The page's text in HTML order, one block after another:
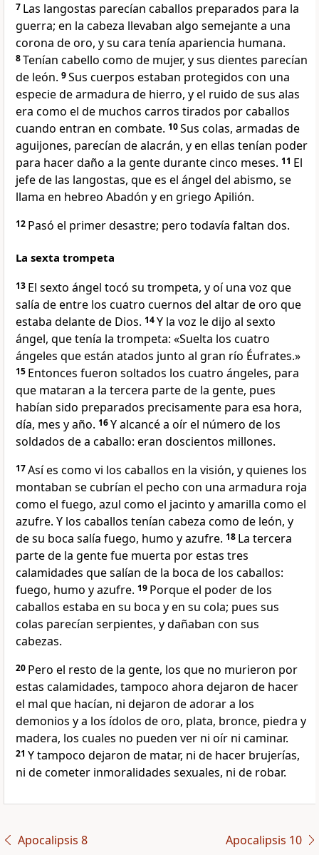
7 Las langostas parecían caballos preparados para la
guerra; en la cabeza llevaban algo semejante a una
corona de oro, y su cara tenía apariencia humana.
8Tenían cabello como de mujer, y sus dientes parecían
de león. 9Sus cuerpos estaban protegidos con una
especie de armadura de hierro, y el ruido de sus alas
era como el de muchos carros tirados por caballos
cuando entran en combate. 10Sus colas, armadas de
aguijones, parecían de alacrán, y en ellas tenían poder
para hacer daño a la gente durante cinco meses. 11 El
jefe de las langostas, que es el ángel del abismo, se
llama en hebreo Abadón y en griego Apilión.
12 Pasó el primer desastre; pero todavía faltan dos.
La sexta trompeta
13 El sexto ángel tocó su trompeta, y oí una voz que
salía de entre los cuatro cuernos del altar de oro que
estaba delante de Dios. 14Y la voz le dijo al sexto
ángel, que tenía la trompeta: «Suelta los cuatro
ángeles que están atados junto al gran río Éufrates.»
15 Entonces fueron soltados los cuatro ángeles, para
que mataran a la tercera parte de la gente, pues
habían sido preparados precisamente para esa hora,
día, mes y año. 16Y alcancé a oír el número de los
soldados de a caballo: eran doscientos millones.
17Así es como vi los caballos en la visión, y quienes los
montaban se cubrían el pecho con una armadura roja
como el fuego, azul como el jacinto y amarilla como el
azufre. Y los caballos tenían cabeza como de león, y
de su boca salía fuego, humo y azufre. 18 La tercera
parte de la gente fue muerta por estas tres
calamidades que salían de la boca de los caballos:
fuego, humo y azufre. 19 Porque el poder de los
caballos estaba en su boca y en su cola; pues sus
colas parecían serpientes, y dañaban con sus
cabezas.
20 Pero el resto de la gente, los que no murieron por
estas calamidades, tampoco ahora dejaron de hacer
el mal que hacían, ni dejaron de adorar a los
demonios y a los ídolos de oro, plata, bronce, piedra y
madera, los cuales no pueden ver ni oír ni caminar.
21 Y tampoco dejaron de matar, ni de hacer brujerías,
ni de cometer inmoralidades sexuales, ni de robar.
Apocalipsis 8 Apocalipsis 10